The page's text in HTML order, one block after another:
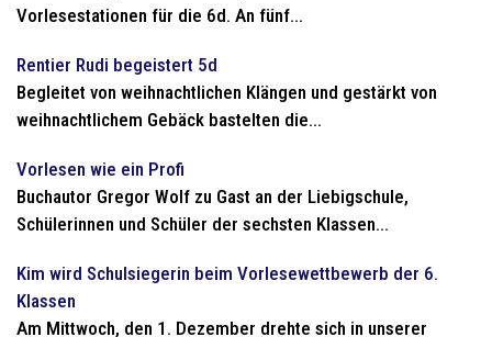
Vorlesestationen für die 6d. An fünf...
Rentier Rudi begeistert 5d
Begleitet von weihnachtlichen Klängen und gestärkt von
weihnachtlichem Gebäck bastelten die...
Vorlesen wie ein Profi
Buchautor Gregor Wolf zu Gast an der Liebigschule,
Schülerinnen und Schüler der sechsten Klassen...
Kim wird Schulsiegerin beim Vorlesewettbewerb der 6.
Klassen
Am Mittwoch, den 1. Dezember drehte sich in unserer